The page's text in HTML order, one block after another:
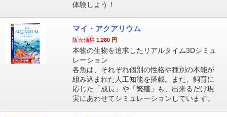
体験しよう！
マイ・アクアリウム
販売価格 1,280 円
本物の生物を追求したリアルタイム3Dシミュ
レーション
各魚は、それぞれ個別の性格や種別の本能が
組み込まれた人工知能を搭載。また、飼育に
応じた「成長」や「繁殖」も、出来るだけ現
実にあわせてシミュレーションしています。